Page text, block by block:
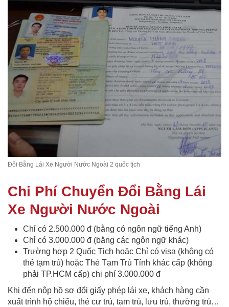
Đổi Bằng Lái Xe Người Nước Ngoài 2 quốc tịch
Chi Phí Chuyển Đổi Bằng Lái
Xe Người Nước Ngoài
Chỉ có 2.500.000 đ (bằng có ngôn ngữ tiếng Anh)
Chỉ có 3.000.000 đ (bằng các ngôn ngữ khác)
Trường hợp 2 Quốc Tịch hoặc Chỉ có visa (không có
thẻ tạm trú) hoặc Thẻ Tạm Trú Tỉnh khác cấp (không
phải TP.HCM cấp) chi phí 3.000.000 đ
Khi đến nộp hồ sơ đổi giấy phép lái xe, khách hàng cần
xuất trình hộ chiếu, thẻ cư trú, tạm trú, lưu trú, thường trú…